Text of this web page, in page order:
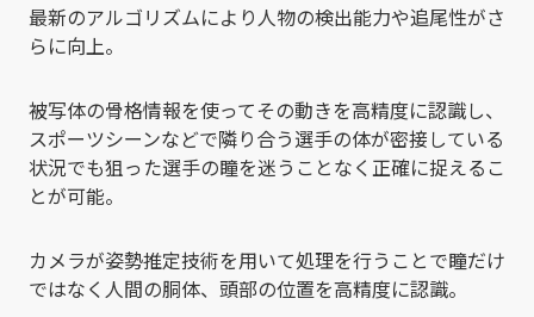
最新のアルゴリズムにより人物の検出能力や追尾性がさ
らに向上。
被写体の骨格情報を使ってその動きを高精度に認識し、
スポーツシーンなどで隣り合う選手の体が密接している
状況でも狙った選手の瞳を迷うことなく正確に捉えるこ
とが可能。
カメラが姿勢推定技術を用いて処理を行うことで瞳だけ
ではなく人間の胴体、頭部の位置を高精度に認識。